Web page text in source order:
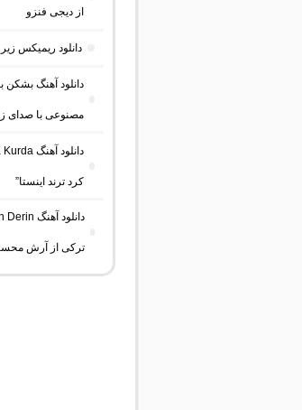
از دیجی فنزو
دانلود ریمیکس
دانلود آهنگ بشکن
مصنوعی با صدای
کرد ترند اینستا”
ترکی از آرش